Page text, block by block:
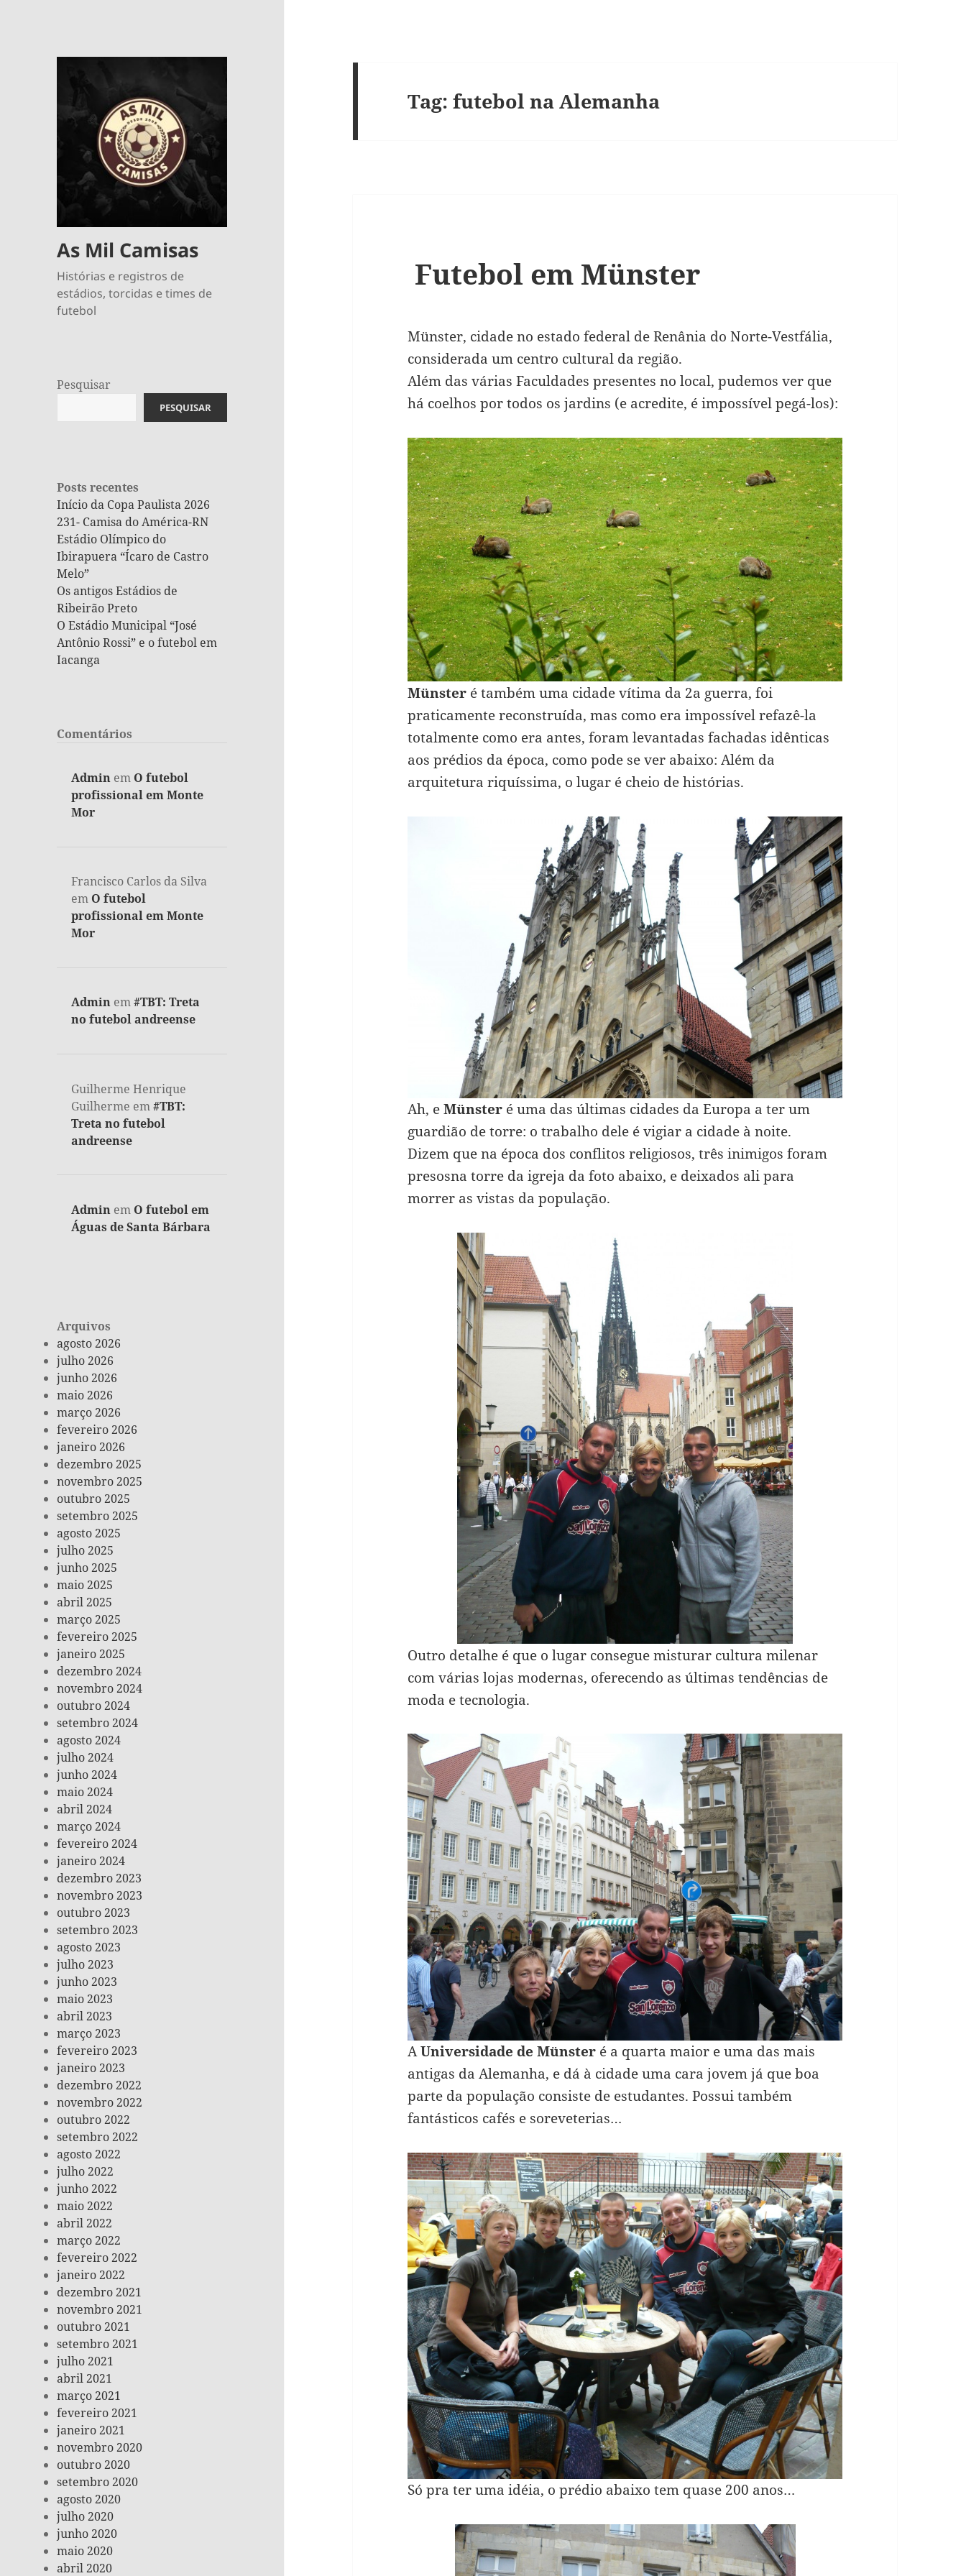
As Mil Camisas
Histórias e registros de
estádios, torcidas e times de
futebol
Pesquisar
PESQUISAR
Posts recentes
Início da Copa Paulista 2026
231- Camisa do América-RN
Estádio Olímpico do
Ibirapuera “Ícaro de Castro
Melo”
Os antigos Estádios de
Ribeirão Preto
O Estádio Municipal “José
Antônio Rossi” e o futebol em
Iacanga
Comentários
Admin em O futebol
profissional em Monte
Mor
Francisco Carlos da Silva
em O futebol
profissional em Monte
Mor
Admin em#TBT: Treta
no futebol andreense
Guilherme Henrique
Guilherme em#TBT:
Treta no futebol
andreense
Admin em O futebol em
Águas de Santa Bárbara
Arquivos
agosto 2026
julho 2026
junho 2026
maio 2026
março 2026
fevereiro 2026
janeiro 2026
dezembro 2025
novembro 2025
outubro 2025
setembro 2025
agosto 2025
julho 2025
junho 2025
maio 2025
abril 2025
março 2025
fevereiro 2025
janeiro 2025
dezembro 2024
novembro 2024
outubro 2024
setembro 2024
agosto 2024
julho 2024
junho 2024
maio 2024
abril 2024
março 2024
fevereiro 2024
janeiro 2024
dezembro 2023
novembro 2023
outubro 2023
setembro 2023
agosto 2023
julho 2023
junho 2023
maio 2023
abril 2023
março 2023
fevereiro 2023
janeiro 2023
dezembro 2022
novembro 2022
outubro 2022
setembro 2022
agosto 2022
julho 2022
junho 2022
maio 2022
abril 2022
março 2022
fevereiro 2022
janeiro 2022
dezembro 2021
novembro 2021
outubro 2021
setembro 2021
julho 2021
abril 2021
março 2021
fevereiro 2021
janeiro 2021
novembro 2020
outubro 2020
setembro 2020
agosto 2020
julho 2020
junho 2020
maio 2020
abril 2020
Tag: futebol na Alemanha
Futebol em Münster
Münster, cidade no estado federal de Renânia do Norte-Vestfália,
considerada um centro cultural da região.
Além das várias Faculdades presentes no local, pudemos ver que
há coelhos por todos os jardins (e acredite, é impossível pegá-los):
Münster é também uma cidade vítima da 2a guerra, foi
praticamente reconstruída, mas como era impossível refazê-la
totalmente como era antes, foram levantadas fachadas idênticas
aos prédios da época, como pode se ver abaixo: Além da
arquitetura riquíssima, o lugar é cheio de histórias.
Ah, eMünster é uma das últimas cidades da Europa a ter um
guardião de torre: o trabalho dele é vigiar a cidade à noite.
Dizem que na época dos conflitos religiosos, três inimigos foram
presosna torre da igreja da foto abaixo, e deixados ali para
morrer as vistas da população.
Outro detalhe é que o lugar consegue misturar cultura milenar
com várias lojas modernas, oferecendo as últimas tendências de
moda e tecnologia.
AUniversidade de Münster é a quarta maior e uma das mais
antigas da Alemanha, e dá à cidade uma cara jovem já que boa
parte da população consiste de estudantes. Possui também
fantásticos cafés e soreveterias…
Só pra ter uma idéia, o prédio abaixo tem quase 200 anos…